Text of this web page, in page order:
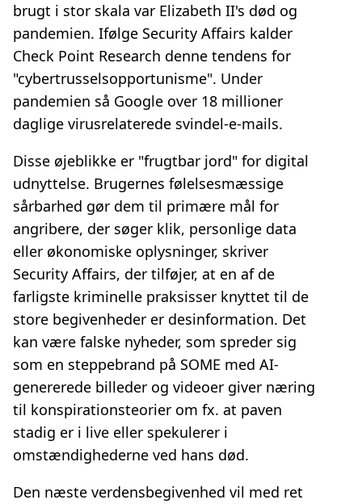
brugt i stor skala var Elizabeth II's død og
pandemien. Ifølge Security Affairs kalder
Check Point Research denne tendens for
"cybertrusselsopportunisme". Under
pandemien så Google over 18 millioner
daglige virusrelaterede svindel-e-mails.
Disse øjeblikke er "frugtbar jord" for digital
udnyttelse. Brugernes følelsesmæssige
sårbarhed gør dem til primære mål for
angribere, der søger klik, personlige data
eller økonomiske oplysninger, skriver
Security Affairs, der tilføjer, at en af de
farligste kriminelle praksisser knyttet til de
store begivenheder er desinformation. Det
kan være falske nyheder, som spreder sig
som en steppebrand på SOME med AI-
genererede billeder og videoer giver næring
til konspirationsteorier om fx. at paven
stadig er i live eller spekulerer i
omstændighederne ved hans død.
Den næste verdensbegivenhed vil med ret